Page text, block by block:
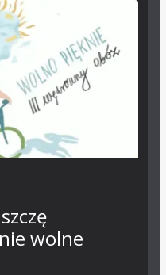
wolne